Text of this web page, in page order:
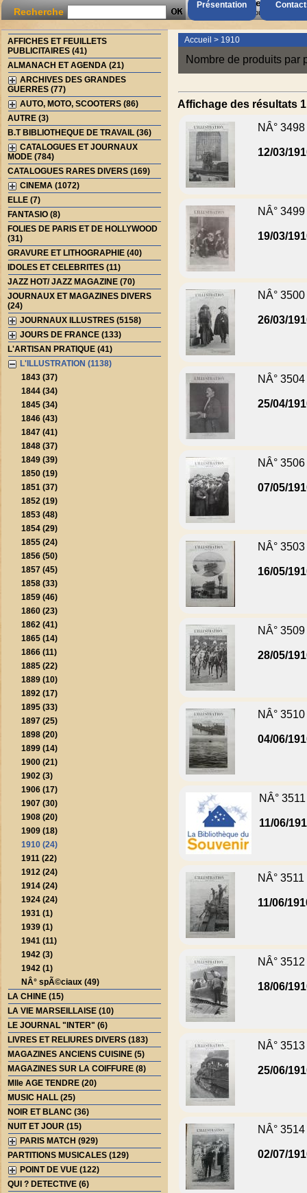
Présentation
Recherche
AccÃ¨s Client
Mot de passe oubliÃ© ?
AFFICHES ET FEUILLETS
PUBLICITAIRES (41)
ALMANACH ET AGENDA (21)
ARCHIVES DES GRANDES
GUERRES (77)
AUTO, MOTO, SCOOTERS (86)
AUTRE (3)
B.T BIBLIOTHEQUE DE TRAVAIL (36)
CATALOGUES ET JOURNAUX
MODE (784)
CATALOGUES RARES DIVERS (169)
CINEMA (1072)
ELLE (7)
FANTASIO (8)
FOLIES DE PARIS ET DE HOLLYWOOD
(31)
GRAVURE ET LITHOGRAPHIE (40)
IDOLES ET CELEBRITES (11)
JAZZ HOT/ JAZZ MAGAZINE (70)
JOURNAUX ET MAGAZINES DIVERS
(24)
JOURNAUX ILLUSTRES (5158)
JOURS DE FRANCE (133)
L'ARTISAN PRATIQUE (41)
L'ILLUSTRATION (1138)
1843 (37)
1844 (34)
1845 (34)
1846 (43)
1847 (41)
1848 (37)
1849 (39)
1850 (19)
1851 (37)
1852 (19)
1853 (48)
1854 (29)
1855 (24)
1856 (50)
1857 (45)
1858 (33)
1859 (46)
1860 (23)
1862 (41)
1865 (14)
1866 (11)
1885 (22)
1889 (10)
1892 (17)
1895 (33)
1897 (25)
1898 (20)
1899 (14)
1900 (21)
1902 (3)
1906 (17)
1907 (30)
1908 (20)
1909 (18)
1910 (24)
1911 (22)
1912 (24)
1914 (24)
1924 (24)
1931 (1)
1939 (1)
1941 (11)
1942 (3)
1942 (1)
NÂ° spÃ©ciaux (49)
LA CHINE (15)
LA VIE MARSEILLAISE (10)
LE JOURNAL "INTER" (6)
LIVRES ET RELIURES DIVERS (183)
MAGAZINES ANCIENS CUISINE (5)
MAGAZINES SUR LA COIFFURE (8)
Mlle AGE TENDRE (20)
MUSIC HALL (25)
NOIR ET BLANC (36)
NUIT ET JOUR (15)
PARIS MATCH (929)
PARTITIONS MUSICALES (129)
POINT DE VUE (122)
QUI ? DETECTIVE (6)
Accueil > 1910
Nombre de produits par
Affichage des résultats
NÂ° 3498
12/03/
NÂ° 3499
19/03/
NÂ° 3500
26/03/
NÂ° 3504
25/04/
NÂ° 3506
07/05/
NÂ° 3503
16/05/
NÂ° 3509
28/05/
NÂ° 3510
04/06/
NÂ° 3511
11/06/
NÂ° 3511
11/06/
NÂ° 3512
18/06/
NÂ° 3513
25/06/
NÂ° 3514
02/07/